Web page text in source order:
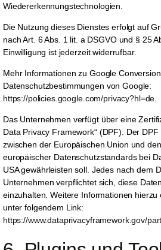
Wiedererkennungstechnologien.
Die Nutzung dieses Dienstes erfolgt auf
nach Art. 6 Abs. 1 lit. a DSGVO und § 25
Einwilligung ist jederzeit widerrufbar.
Mehr Informationen zu Google
Datenschutzbestimmungen von Google:
https://policies.google.com/privacy?hl=de
Das Unternehmen verfügt über eine
Data Privacy Framework“ (DPF). Der
zwischen der Europäischen Union und
europäischer Datenschutzstandards bei
USA gewährleisten soll. Jedes nach dem
Unternehmen verpflichtet sich, diese
einzuhalten. Weitere Informationen hierzu
unter folgendem Link:
https://www.dataprivacyframework.gov/